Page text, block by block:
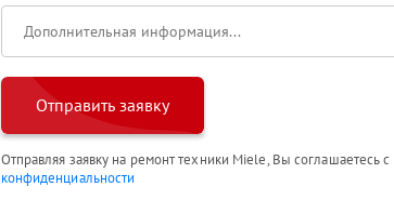
Отправить заявку
Отправляя заявку на ремонт техники Miele, Вы соглашаетесь с
конфиденциальности